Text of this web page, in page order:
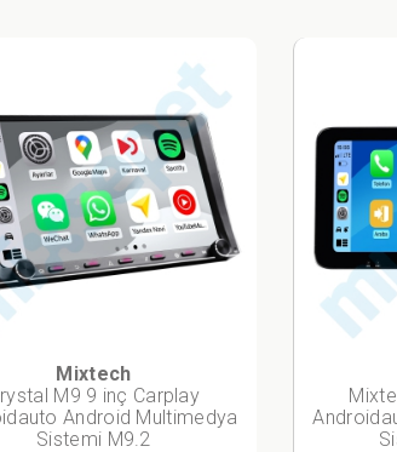
Mixtech
M9 9 inç Carplay
Android Multimedya
Sistemi M9.2